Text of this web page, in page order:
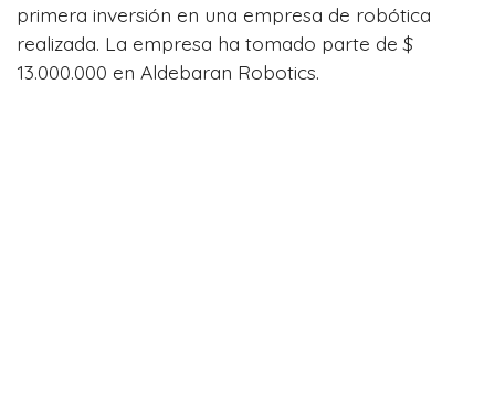
primera inversión en una empresa de robótica
realizada. La empresa ha tomado parte de $
13.000.000 en Aldebaran Robotics.